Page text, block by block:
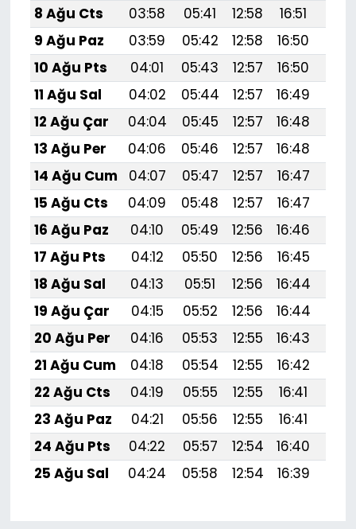
8 Ağu Cts
03:58 05:41 12:58 16:51
9 Ağu Paz
03:59 05:42 12:58 16:50
10 Ağu Pts
04:01 05:43 12:57 16:50
11 Ağu Sal
04:02 05:44 12:57 16:49
12 Ağu Çar
04:04 05:45 12:57 16:48
13 Ağu Per
04:06 05:46 12:57 16:48
14 Ağu Cum
04:07 05:47 12:57 16:47
15 Ağu Cts
04:09 05:48 12:57 16:47
16 Ağu Paz
04:10 05:49 12:56 16:46
17 Ağu Pts
04:12 05:50 12:56 16:45
18 Ağu Sal
04:13 05:51 12:56 16:44
19 Ağu Çar
04:15 05:52 12:56 16:44
20 Ağu Per
04:16 05:53 12:55 16:43
21 Ağu Cum
04:18 05:54 12:55 16:42
22 Ağu Cts
04:19 05:55 12:55 16:41
23 Ağu Paz
04:21 05:56 12:55 16:41
24 Ağu Pts
04:22 05:57 12:54 16:40
25 Ağu Sal
04:24 05:58 12:54 16:39